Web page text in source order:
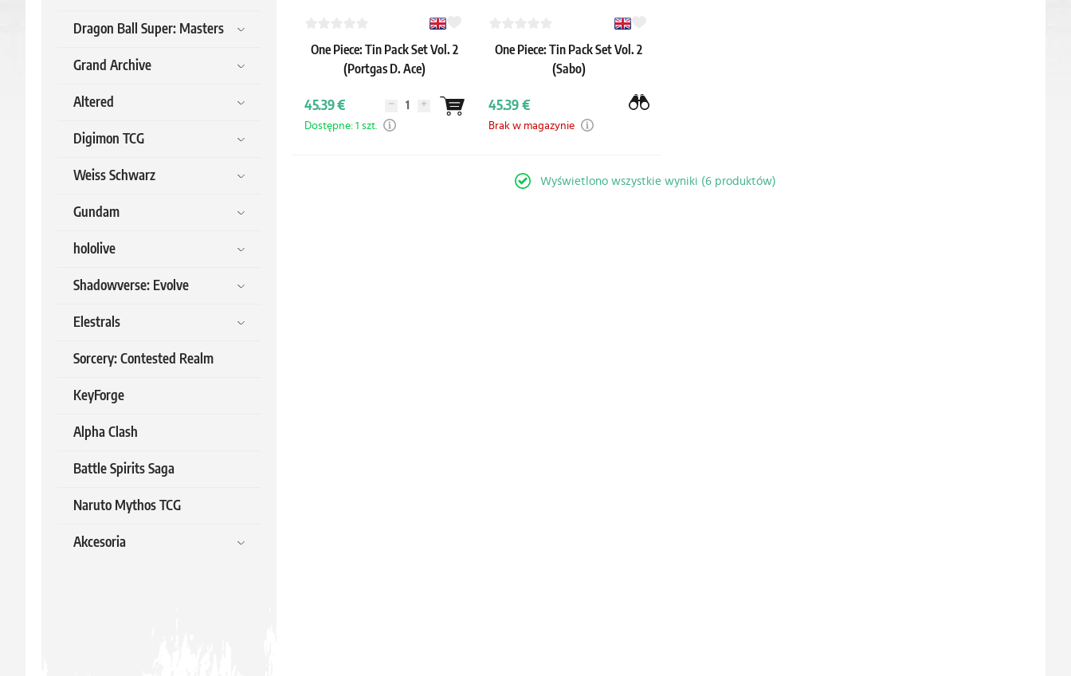
Dragon Ball Super: Masters
Grand Archive
Altered
Digimon TCG
Weiss Schwarz
Gundam
hololive
Shadowverse: Evolve
Elestrals
Sorcery: Contested Realm
KeyForge
Alpha Clash
Battle Spirits Saga
Naruto Mythos TCG
Akcesoria
One Piece: Tin Pack Set Vol. 2
(Portgas D. Ace)
45.39 €
Dostępne: 1 szt.
One Piece: Tin Pack Set Vol. 2
(Sabo)
45.39 €
Brak w magazynie
Wyświetlono wszystkie wyniki (6 produktów)